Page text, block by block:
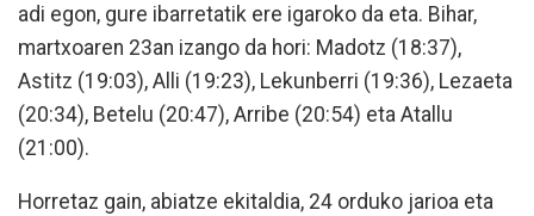
adi egon, gure ibarretatik ere igaroko da eta. Bihar,
martxoaren 23an izango da hori: Madotz (18:37),
Astitz (19:03), Alli (19:23), Lekunberri (19:36), Lezaeta
(20:34), Betelu (20:47), Arribe (20:54) eta Atallu
(21:00).
Horretaz gain, abiatze ekitaldia, 24 orduko jarioa eta